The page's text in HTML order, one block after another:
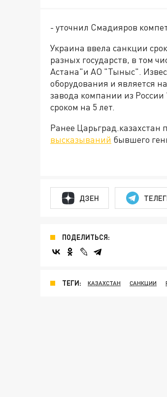
- уточнил Смадияров
Украина ввела санкции
разных государств, в том
Астана"и АО "Тыныс".
оборудования и является
завода компании из
сроком на 5 лет.
Ранее Царьград.казахстан
высказываний бывшего
ДЗЕН
ПОДЕЛИТЬСЯ:
ТЕГИ: КАЗАХСТАН САНКЦИИ